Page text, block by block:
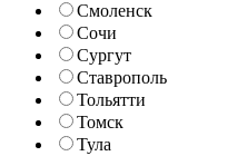
Смоленск
Сочи
Сургут
Ставрополь
Тольятти
Томск
Тула